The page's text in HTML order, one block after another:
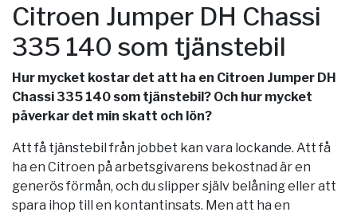
Citroen Jumper DH Chassi
335 140 som tjänstebil
Hur mycket kostar det att ha en Citroen Jumper DH
Chassi 335 140 som tjänstebil? Och hur mycket
påverkar det min skatt och lön?
Att få tjänstebil från jobbet kan vara lockande. Att få
ha en Citroen på arbetsgivarens bekostnad är en
generös förmån, och du slipper själv belåning eller att
spara ihop till en kontantinsats. Men att ha en